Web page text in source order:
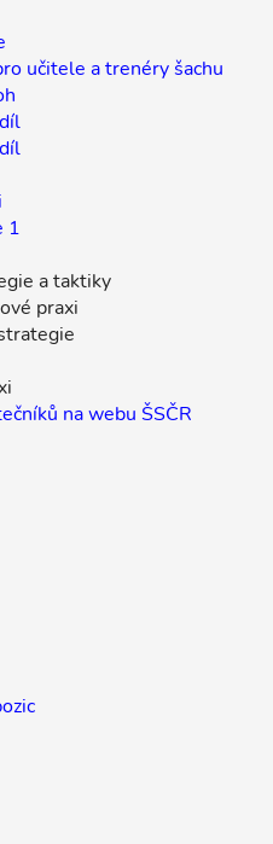
učitele a trenéry šachu
1
a taktiky
praxi
na webu ŠSČR